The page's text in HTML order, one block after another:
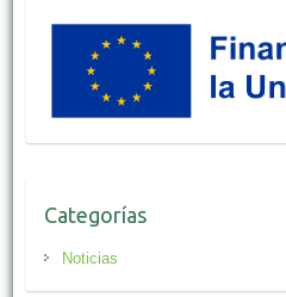
Categorías
Noticias